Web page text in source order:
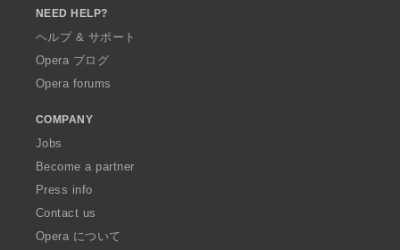
NEED HELP?
ヘルプ & サポート
Opera ブログ
Opera forums
COMPANY
Jobs
Become a partner
Press info
Contact us
Opera について